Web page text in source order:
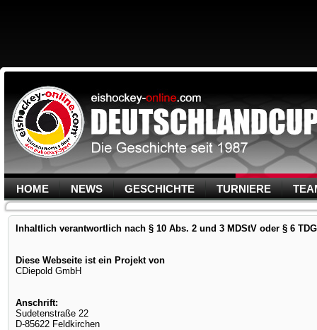
HOME NEWS GESCHICHTE TURNIERE
Inhaltlich verantwortlich nach § 10 Abs. 2 und 3 MDStV oder § 6 TDG
Diese Webseite ist ein Projekt von
CDiepold GmbH
Anschrift:
Sudetenstraße 22
D-85622 Feldkirchen